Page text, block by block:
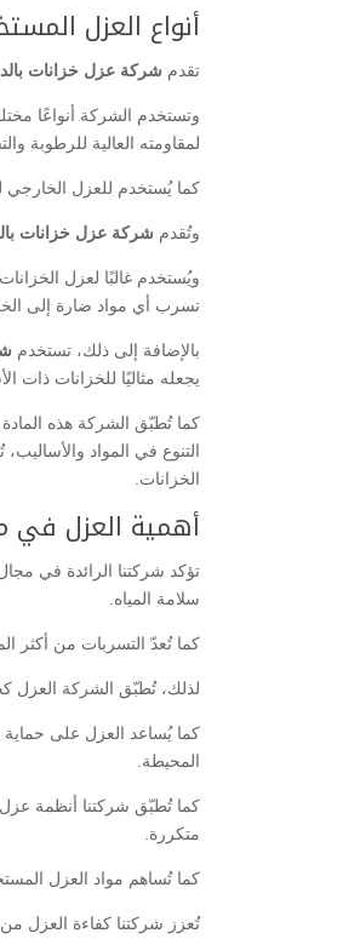
أنواع العزل
تقدم شركة عزل خزانات
وتستخدم الشركة أنواعًا
لمقاومته العالية للرطوبة
كما يُستخدم للعزل الخارجي
وتُقدم شركة عزل خزانات
ويُستخدم غالبًا لعزل
تسرب أي مواد ضارة إلى
بالإضافة إلى ذلك، تستخدم
يجعله مثاليًا للخزانات ذات
كما تُطبّق الشركة هذه
التنوع في المواد
الخزانات.
أهمية العزل في
تؤكد شركتنا الرائدة في
سلامة المياه.
كما تُعدّ التسربات من أكثر
لذلك، تُطبّق الشركة العزل
كما يُساعد العزل على حماية
المحيطة.
كما تُطبّق شركتنا أنظمة عزل
متكررة.
كما تُساهم مواد العزل
تُعزز شركتنا كفاءة العزل